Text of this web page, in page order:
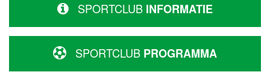
SPORTCLUB INFORMATIE
SPORTCLUB PROGRAMMA